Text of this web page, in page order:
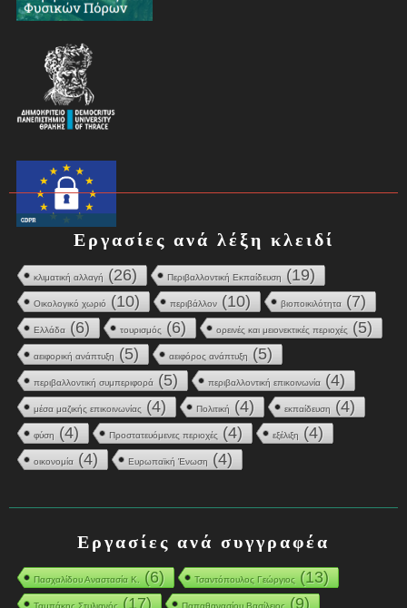
ν
Εργασίες ανά λέξη κλειδί
κλιματική αλλαγή (26) Περιβαλλοντική Εκπαίδευση (19)
Οικολογικό χωριό (10) περιβάλλον (10) βιοποικιλότητα (7)
Ελλάδα (6) τουρισμός (6) ορεινές και μειονεκτικές περιοχές (5)
αειφορική ανάπτυξη (5) αειφόρος ανάπτυξη (5)
περιβαλλοντική συμπεριφορά (5) περιβαλλοντική επικοινωνία (4)
μέσα μαζικής επικοινωνίας (4) Πολιτική (4) εκπαίδευση (4)
φύση (4) Προστατευόμενες περιοχές (4) εξέλιξη (4)
οικονομία (4) Ευρωπαϊκή Ένωση (4)
Εργασίες ανά συγγραφέα
Πασχαλίδου Αναστασία Κ. (6) Τσαντόπουλος Γεώργιος(13)
Ταμπάκης Στυλιανός(17) Παπαθανασίου Βασίλειος(9)